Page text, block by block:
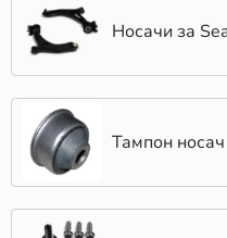
Отлично
винаги готов да ви
съвет, за да
вашия автомобил.
Доверете се на
които осигуряват
пътуване.
Носачи за
Тампон